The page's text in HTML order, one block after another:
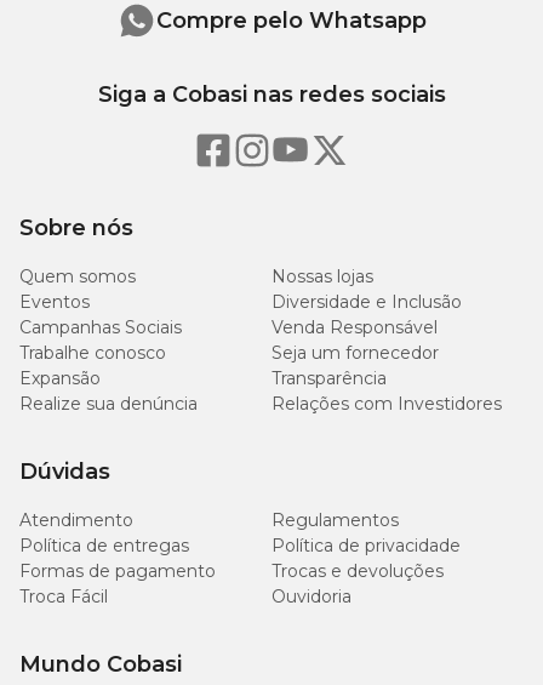
Sobre nós
Quem somos
Nossas lojas
Eventos
Diversidade e Inclusão
Campanhas Sociais
Venda Responsável
Trabalhe conosco
Seja um fornecedor
Expansão
Transparência
Realize sua denúncia
Relações com Investidores
Dúvidas
Atendimento
Regulamentos
Política de entregas
Política de privacidade
Formas de pagamento
Trocas e devoluções
Troca Fácil
Ouvidoria
Mundo Cobasi
Compre pelo Whatsapp
Siga a Cobasi nas redes sociais